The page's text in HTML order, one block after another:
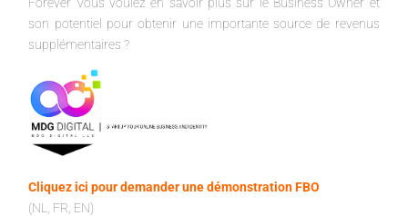
son potentiel pour obtenir une importante source de revenus
supplémentaires ?
Cliquez ici pour demander une démonstration FBO
(NL, FR, EN)